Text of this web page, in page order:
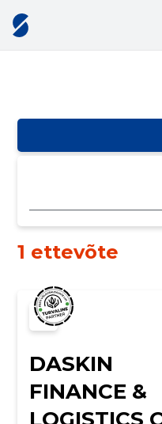
1 ettevõte
DASKIN
FINANCE &